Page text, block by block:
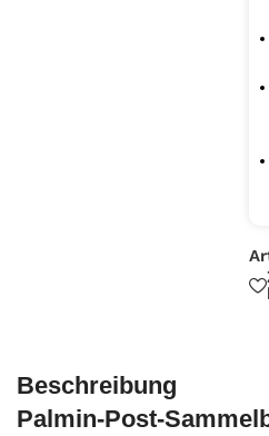
Beschreibung
Palmin-Post-